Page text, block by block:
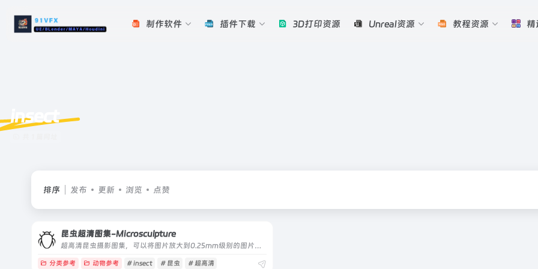
制作软件 插件下载 3D打印资源 Unreal资源 教程资源 精
insect
排序 发布 更新 浏览 点赞
昆虫超清图集-Microsculpture
超高清昆虫摄影图集，可以将图片放大到0.25mm级别的图片素材库
分类参考 动物参考 # insect # 昆虫 # 超高清